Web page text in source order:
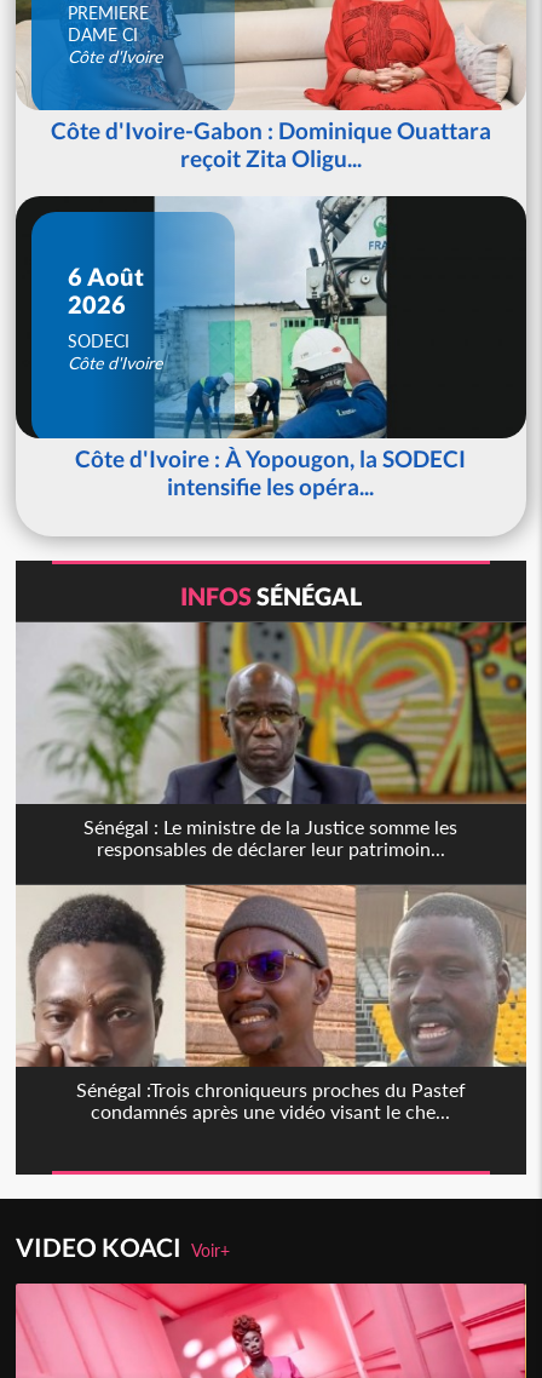
PREMIERE
DAME CI
Côte d'Ivoire
Côte d'Ivoire-Gabon : Dominique Ouattara
reçoit Zita Oligu...
6 Août
2026
SODECI
Côte d'Ivoire
Côte d'Ivoire : À Yopougon, la SODECI
intensifie les opéra...
INFOSSÉNÉGAL
Sénégal : Le ministre de la Justice somme les
responsables de déclarer leur patrimoin...
Sénégal :Trois chroniqueurs proches du Pastef
condamnés après une vidéo visant le che...
VIDEO KOACIVoir+